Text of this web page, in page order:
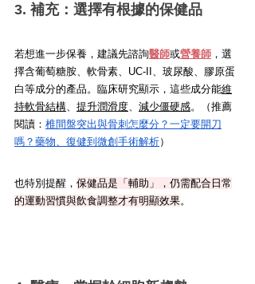
3. 補充：選擇有根據的保健品
若想進一步保養，建議先諮詢醫師或營養師 ，選
擇含葡萄糖胺、軟骨素、UC-II、玻尿酸、膠原蛋
白等成分的產品。臨床研究顯示，這些成分能維
持軟骨結構
提升潤滑度 減少僵硬感。（推薦
閱讀： 椎間盤突出與骨刺怎麼分？一定要開刀
嗎？藥物、復健到微創手術解析）
也特別提醒， 保健品是「輔助」，仍需配合日常
的運動習慣與飲食調整才有明顯效果。